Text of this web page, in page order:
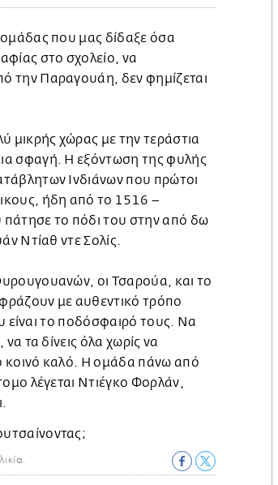
που μας δίδαξε όσα
στο σχολείο, να
την Παραγουάη, δεν φημίζεται
μικρής χώρας με την τεράστια
σφαγή. Η εξόντωση της φυλής
Ινδιάνων που πρώτοι
ήδη από το 1516 –
το πόδι του στην από δω
Ντίαθ ντε Σολίς.
οι Τσαρούα, και το
με αυθεντικό τρόπο
είναι το ποδόσφαιρό τους. Να
τα δίνεις όλα χωρίς να
κοινό καλό. Η ομάδα πάνω από
λέγεται Ντιέγκο Φορλάν,